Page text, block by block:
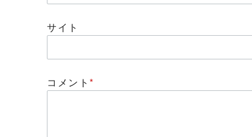
サイト
コメント*